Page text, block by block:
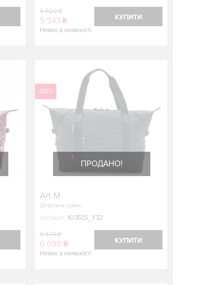
6 520 ₴
5 543 ₴
Немає в наявності
КУПИТИ
ПРОДАНО!
-30%
Art M
Дорожня сумка
Артикул: KI3515_Y32
9 570 ₴
6 698 ₴
Немає в наявності
КУПИТИ